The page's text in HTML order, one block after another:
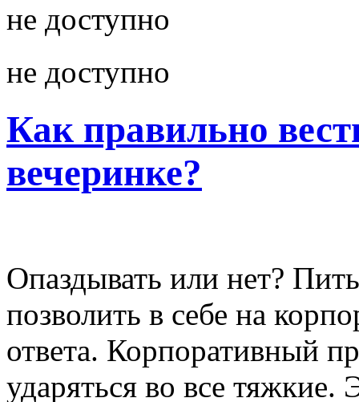
не доступно
не доступно
Как правильно
вечеринке?
Опаздывать или нет?
позволить в себе на
ответа. Корпоративный
ударяться во все